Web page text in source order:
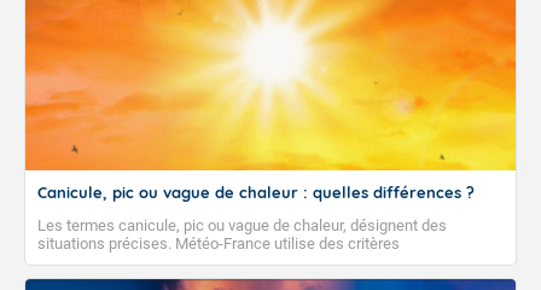
Canicule, pic ou vague de chaleur : quelles différences ?
Les termes canicule, pic ou vague de chaleur, désignent des
situations précises. Météo-France utilise des critères
climatologiques pour évaluer et qualifier les épisodes de chaleur qui
peuvent avoir des impacts sanitaires et socio-économiques